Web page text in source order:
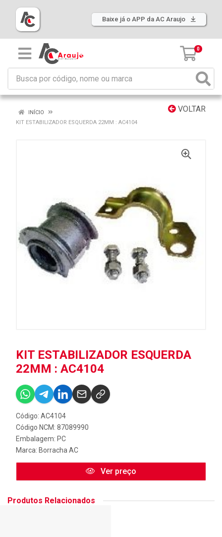
Baixe já o APP da AC Araujo
0
VOLTAR
INÍCIO
KIT ESTABILIZADOR ESQUERDA 22MM : AC4104
KIT ESTABILIZADOR ESQUERDA
22MM : AC4104
Código: AC4104
Código NCM: 87089990
Embalagem: PC
Marca: Borracha AC
Ver preço
Produtos Relacionados